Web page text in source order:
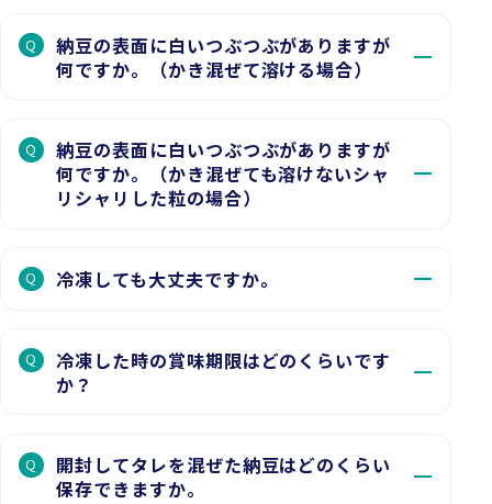
Q
納豆の表面に白いつぶつぶがありますが
何ですか。（かき混ぜて溶ける場合）
Q
納豆の表面に白いつぶつぶがありますが
何ですか。（かき混ぜても溶けないシャ
リシャリした粒の場合）
Q 冷凍しても大丈夫ですか。
Q
冷凍した時の賞味期限はどのくらいです
か？
Q
開封してタレを混ぜた納豆はどのくらい
保存できますか。